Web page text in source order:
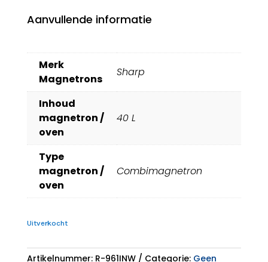
Aanvullende informatie
Merk
Magnetrons
Sharp
Inhoud
magnetron /
oven
40 L
Type
magnetron /
oven
Combimagnetron
Uitverkocht
Artikelnummer: R-961INW Categorie: Geen